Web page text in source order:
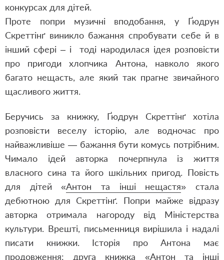
конкурсах для дітей.
Проте попри музичні вподобання, у Ґюдрун
Скреттінґ виникло бажання спробувати себе й в
інший сфері – і тоді народилася ідея розповісти
про пригоди хлопчика Антона, навколо якого
багато нещасть, але який так прагне звичайного
щасливого життя.
Беручись за книжку, Ґюдрун Скреттінґ хотіла
розповісти веселу історію, але водночас про
найважливіше — бажання бути комусь потрібним.
Чимало ідей авторка почерпнула із життя
власного сина та його шкільних пригод. Повість
для дітей «Антон та інші нещастя» стала
дебютною для Скреттінґ. Попри майже відразу
авторка отримала нагороду від Міністерства
культури. Врешті, письменниця вирішила і надалі
писати книжки. Історія про Антона має
продовження: друга книжка «Антон та інші